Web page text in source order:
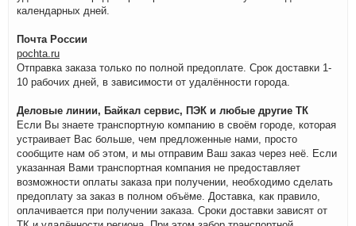
календарных дней.
Почта России
pochta.ru
Отправка заказа только по полной предоплате. Срок доставки 1-
10 рабочих дней, в зависимости от удалённости города.
Деловые линии, Байкал сервис, ПЭК и любые другие ТК
Если Вы знаете транспортную компанию в своём городе, которая
устраивает Вас больше, чем предложенные нами, просто
сообщите нам об этом, и мы отправим Ваш заказ через неё. Если
указанная Вами транспортная компания не предоставляет
возможности оплаты заказа при получении, необходимо сделать
предоплату за заказ в полном объёме. Доставка, как правило,
оплачивается при получении заказа. Сроки доставки зависят от